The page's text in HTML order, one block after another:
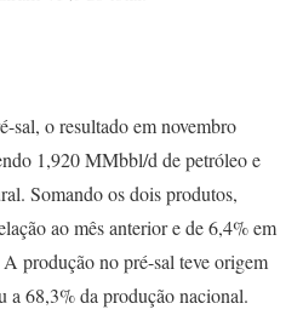
sal, o resultado em novembro
1,920 MMbbl/d de petróleo e
Somando os dois produtos,
ao mês anterior e de 6,4% em
produção no pré-sal teve origem
a 68,3% da produção nacional.